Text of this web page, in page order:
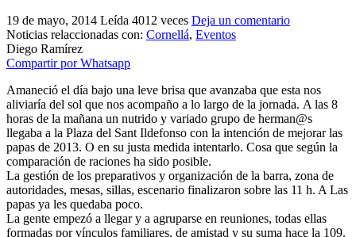
19 de mayo, 2014 Leída 4012 veces Deja un comentario
Noticias relaccionadas con: Cornellá, Eventos
Diego Ramírez
Compartir por Whatsapp
Amaneció el día bajo una leve brisa que avanzaba que esta nos
aliviaría del sol que nos acompaño a lo largo de la jornada. A las 8
horas de la mañana un nutrido y variado grupo de herman@s
llegaba a la Plaza del Sant Ildefonso con la intención de mejorar las
papas de 2013. O en su justa medida intentarlo. Cosa que según la
comparación de raciones ha sido posible.
La gestión de los preparativos y organización de la barra, zona de
autoridades, mesas, sillas, escenario finalizaron sobre las 11 h. A Las
papas ya les quedaba poco.
La gente empezó a llegar y a agruparse en reuniones, todas ellas
formadas por vínculos familiares, de amistad y su suma hace la 109.
El traslado cada siete años
¿Cuales son los actos principales que se celebran en el
En el Rocío, ¿dónde me alojo?